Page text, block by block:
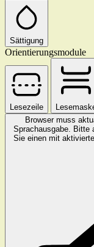
Sättigung
Orientierungsmodule
Lesezeile
Browser muss
Sprachausgabe. Bitte
Sie einen mit